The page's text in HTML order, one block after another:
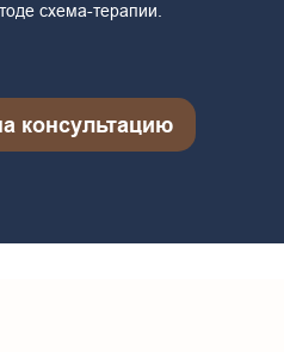
схема-терапии.
консультацию